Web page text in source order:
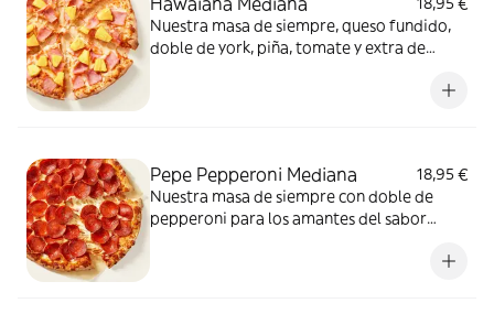
Nuestra masa de siempre, queso fundido,
doble de york, piña, tomate y extra de
Pepe Pepperoni Mediana
18,95 €
Nuestra masa de siempre con doble de
pepperoni para los amantes del sabor